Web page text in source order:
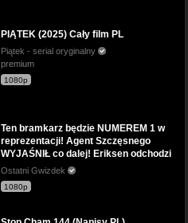
PIĄTEK (2025) Cały film PL
Piątek - serial oryginalny
premium
1080p
Ten bramkarz będzie NUMEREM 1 w
reprezentacji! Agent Szczęsnego
WYJAŚNIŁ co dalej! Eriksen odchodzi
Ostatni Gwizdek
1080p